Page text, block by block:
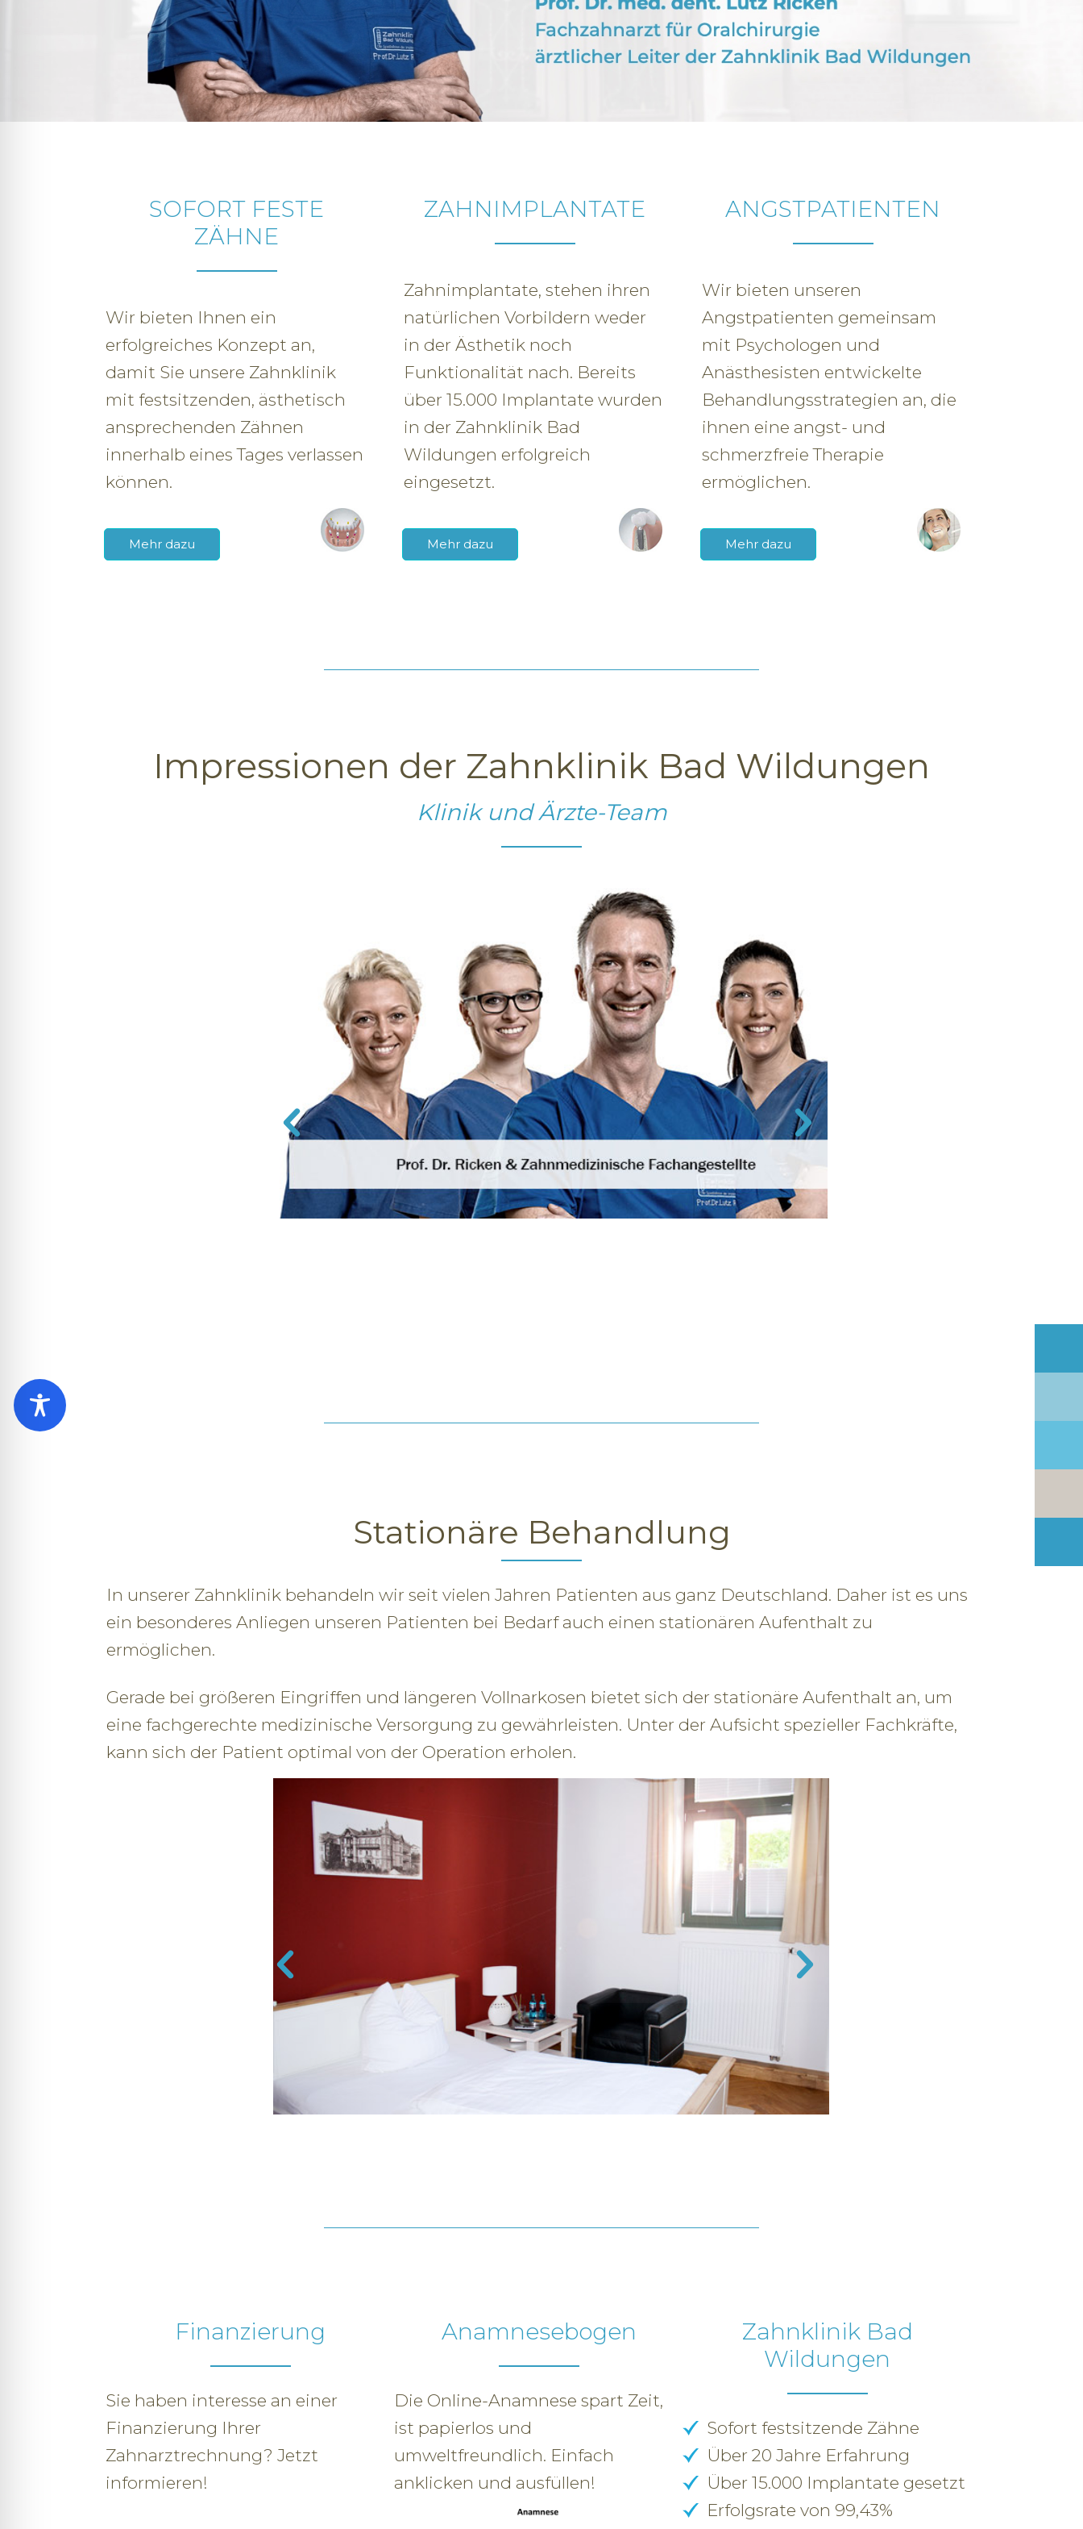
SOFORT FESTE
ZÄHNE
Wir bieten Ihnen ein
erfolgreiches Konzept an,
damit Sie unsere Zahnklinik
mit festsitzenden, ästhetisch
ansprechenden Zähnen
innerhalb eines Tages verlassen
können.
Mehr dazu
ZAHNIMPLANTATE
Zahnimplantate, stehen ihren
natürlichen Vorbildern weder
in der Ästhetik noch
Funktionalität nach. Bereits
über 15.000 Implantate wurden
in der Zahnklinik Bad
Wildungen erfolgreich
eingesetzt.
Mehr dazu
ANGSTPATIENTEN
Wir bieten unseren
Angstpatienten gemeinsam
mit Psychologen und
Anästhesisten entwickelte
Behandlungsstrategien an, die
ihnen eine angst- und
schmerzfreie Therapie
ermöglichen.
Mehr dazu
Impressionen der Zahnklinik Bad Wildungen
Klinik und Ärzte-Team
Stationäre Behandlung
In unserer Zahnklinik behandeln wir seit vielen Jahren Patienten aus ganz Deutschland. Daher ist es uns
ein besonderes Anliegen unseren Patienten bei Bedarf auch einen stationären Aufenthalt zu
ermöglichen.
Gerade bei größeren Eingriffen und längeren Vollnarkosen bietet sich der stationäre Aufenthalt an, um
eine fachgerechte medizinische Versorgung zu gewährleisten. Unter der Aufsicht spezieller Fachkräfte,
kann sich der Patient optimal von der Operation erholen.
Finanzierung
Sie haben interesse an einer
Finanzierung Ihrer
Zahnarztrechnung? Jetzt
informieren!
Anamnesebogen
Die Online-Anamnese spart Zeit,
ist papierlos und
umweltfreundlich. Einfach
anklicken und ausfüllen!
Zahnklinik Bad
Wildungen
Sofort festsitzende Zähne
Über 20 Jahre Erfahrung
Über 15.000 Implantate gesetzt
Erfolgsrate von 99,43%